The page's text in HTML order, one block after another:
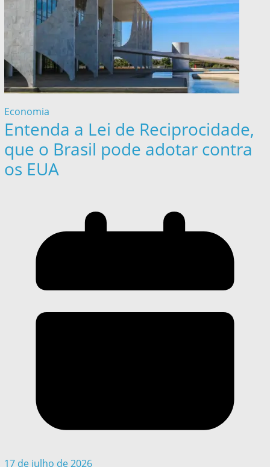
Economia
Entenda a Lei de Reciprocidade,
que o Brasil pode adotar contra
os EUA
17 de julho de 2026